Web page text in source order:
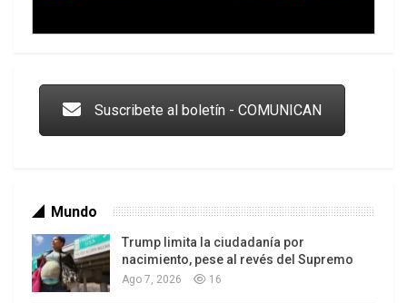
Suscribete al boletín - COMUNICAN
Mundo
Trump limita la ciudadanía por
nacimiento, pese al revés del Supremo
Ago 7, 2026 16